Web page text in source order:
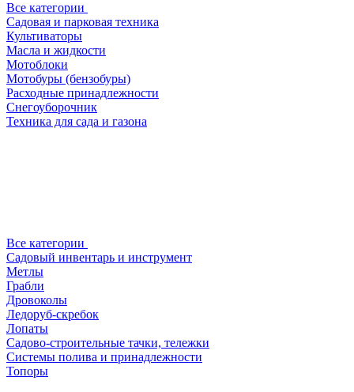
Все категории
Садовая и парковая техника
Культиваторы
Масла и жидкости
Мотоблоки
Мотобуры (бензобуры)
Расходные принадлежности
Снегоуборочник
Техника для сада и газона
Все категории
Садовый инвентарь и инструмент
Метлы
Грабли
Дровоколы
Ледоруб-скребок
Лопаты
Садово-строительные тачки, тележки
Системы полива и принадлежности
Топоры